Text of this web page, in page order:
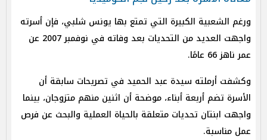
ورغم الشعبية الكبيرة التي تمتع بها يونس شلبي، فإن أسرته
واجهت العديد من التحديات بعد وفاته في نوفمبر 2007 عن
عمر ناهز 66 عامًا.
وكشفت أرملته سيدة عبد الحميد في تصريحات سابقة أن
الأسرة تضم أربعة أبناء، موضحة أن اثنين منهم متزوجان، بينما
واجهت ابنتان تحديات متعلقة بالحياة العملية والبحث عن فرص
عمل مناسبة.